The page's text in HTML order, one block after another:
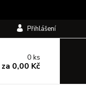
Přihlášení
0ks
za 0,00 Kč